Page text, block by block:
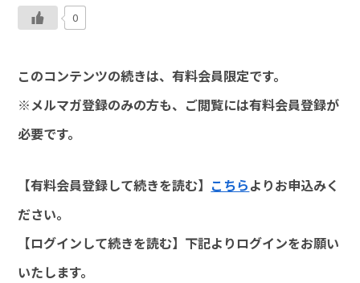
0
このコンテンツの続きは、有料会員限定です。
※メルマガ登録のみの方も、ご閲覧には有料会員登録が
必要です。
【有料会員登録して続きを読む】 こちらよりお申込みく
ださい。
【ログインして続きを読む】下記よりログインをお願い
いたします。